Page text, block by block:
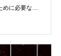
めに必要なア